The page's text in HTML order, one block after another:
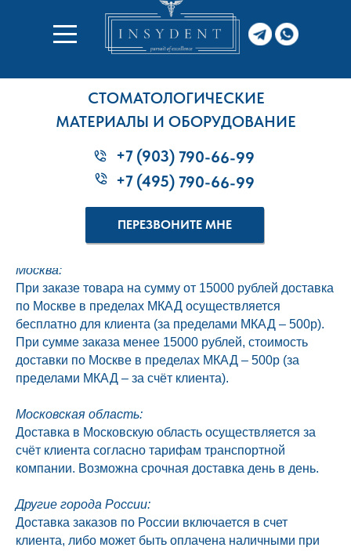
ПЕРЕЗВОНИТЕ МНЕ
+7 (903) 790-66-99
+7 (495) 790-66-99
СТОМАТОЛОГИЧЕСКИЕ
МАТЕРИАЛЫ И ОБОРУДОВАНИЕ
Мы осуществляем доставку заказов во все города
Москва:
При заказе товара на сумму от 15000 рублей доставка
по Москве в пределах МКАД осуществляется
бесплатно для клиента (за пределами МКАД – 500р).
При сумме заказа менее 15000 рублей, стоимость
доставки по Москве в пределах МКАД – 500р (за
пределами МКАД – за счёт клиента).
Московская область:
Доставка в Московскую область осуществляется за
счёт клиента согласно тарифам транспортной
компании. Возможна срочная доставка день в день.
Другие города России:
Доставка заказов по России включается в счет
клиента, либо может быть оплачена наличными при